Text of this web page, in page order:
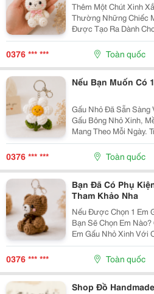
Thêm Một Chút Xinh
Thường Những Chiếc Móc Khóa Gấu Bông Nhỏ Nhắn
Được Tạo Ra Dành
Yêu Và Những Món Đồ Có
Đi Học, Túi Xách Đi
Thuộc,...
0376 *** *** Toàn quốc
Nếu Bạn Muốn Có
Gấu Nhỏ Đã Sẵn Sàng Về
Gấu Bông Nhỏ Xinh,
Mang Theo Mỗi Ngày. Treo Balo Trang Trí Túi Xách Làm
Móc Khóa Tặng Người
Gocnhohandmade.com Không Cần Quá Nhiều Phụ
Kiện, Chỉ Một Em Gấu...
0376 *** *** Toàn quốc
Bạn Đã Có Phụ
Tham Khảo Nha
Nếu Được Chọn 1 Em
Bạn Sẽ Chọn Em Nào? Gấu Trắng? Gấu Nâu? Hay Một
Em Gấu Nhỏ Xinh Với
Những Chiếc Móc
Kiện Treo Túi Mà Còn
Cá Tính Vào...
0376 *** *** Toàn quốc
Shop Đồ